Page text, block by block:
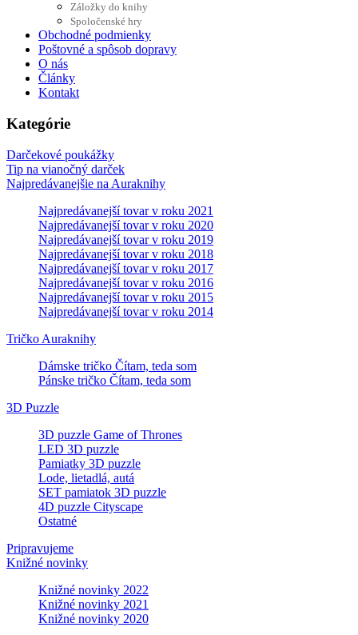
Záložky do knihy
Spoločenské hry
Obchodné podmienky
Poštovné a spôsob dopravy
O nás
Články
Kontakt
Kategórie
Darčekové poukážky
Tip na vianočný darček
Najpredávanejšie na Auraknihy
Najpredávanejší tovar v roku 2021
Najpredávanejší tovar v roku 2020
Najpredávanejší tovar v roku 2019
Najpredávanejší tovar v roku 2018
Najpredávanejší tovar v roku 2017
Najpredávanejší tovar v roku 2016
Najpredávanejší tovar v roku 2015
Najpredávanejší tovar v roku 2014
Tričko Auraknihy
Dámske tričko Čítam, teda som
Pánske tričko Čítam, teda som
3D Puzzle
3D puzzle Game of Thrones
LED 3D puzzle
Pamiatky 3D puzzle
Lode, lietadlá, autá
SET pamiatok 3D puzzle
4D puzzle Cityscape
Ostatné
Pripravujeme
Knižné novinky
Knižné novinky 2022
Knižné novinky 2021
Knižné novinky 2020